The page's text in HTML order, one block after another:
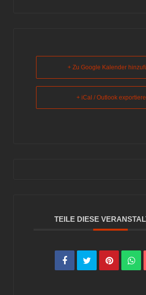
+ Zu Google Kalender
+ iCal / Outlook
TEILE DIESE